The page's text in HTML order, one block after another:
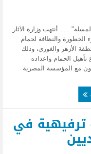
..... أنتهت وزارة الآثار
الخطورة والنظافة لحمام
الأزهر والغوري، وذلك
الحمام واعداده
مع المؤسسة المصرية
ترفيهية في